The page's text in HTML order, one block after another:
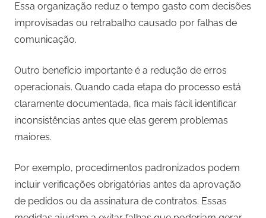
Essa organização reduz o tempo gasto com decisões
improvisadas ou retrabalho causado por falhas de
comunicação.
Outro benefício importante é a redução de erros
operacionais. Quando cada etapa do processo está
claramente documentada, fica mais fácil identificar
inconsistências antes que elas gerem problemas
maiores.
Por exemplo, procedimentos padronizados podem
incluir verificações obrigatórias antes da aprovação
de pedidos ou da assinatura de contratos. Essas